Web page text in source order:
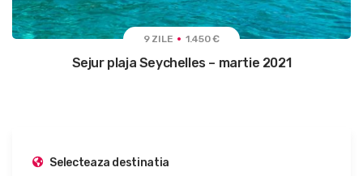
9 ZILE 1.450 €
Sejur plaja Seychelles – martie 2021
Selecteaza destinatia